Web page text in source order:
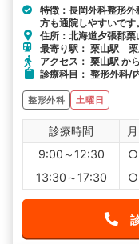
特徴：長岡外科整形
方も通院しやすいです。
住所：北海道夕張郡
最寄り駅： 栗山駅
アクセス： 栗山駅 か
診療科目： 整形外科/
整形外科 土曜日
診療時間 月
9:00～12:30
○
13:30～17:30
○